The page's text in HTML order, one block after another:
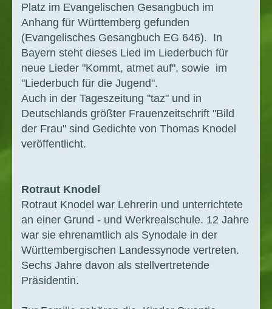
Platz im Evangelischen Gesangbuch im
Anhang für Württemberg gefunden
(Evangelisches Gesangbuch EG 646). In
Bayern steht dieses Lied im Liederbuch für
neue Lieder "Kommt, atmet auf", sowie im
"Liederbuch für die Jugend".
Auch in der Tageszeitung "taz" und in
Deutschlands größter Frauenzeitschrift "Bild
der Frau" sind Gedichte von Thomas Knodel
veröffentlicht.
Rotraut Knodel
Rotraut Knodel war Lehrerin und unterrichtete
an einer Grund - und Werkrealschule. 12 Jahre
war sie ehrenamtlich als Synodale in der
Württembergischen Landessynode vertreten.
Sechs Jahre davon als stellvertretende
Präsidentin.